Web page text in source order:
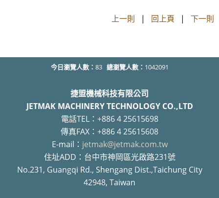
上一則 | 回上頁 | 下一則
今日瀏覽人數： 83 總瀏覽人數： 1042091
捷盟機械科技有限公司
JETMAK MACHINERY TECHNOLOGY CO.,LTD
電話TEL：+886 4 25615698
傳真FAX：+886 4 25615608
E-mail： jetmak@jetmak.com.tw
住址ADD：台中市神岡區光啟路231號
No.231, Guangqi Rd., Shengang Dist.,Taichung City
42948, Taiwan